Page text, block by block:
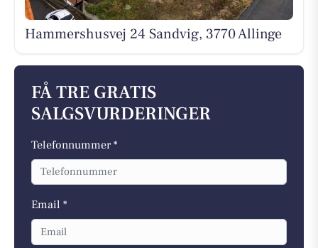
Hammershusvej 24 Sandvig, 3770 Allinge
FÅ TRE GRATIS
SALGSVURDERINGER
Telefonnummer *
Email *